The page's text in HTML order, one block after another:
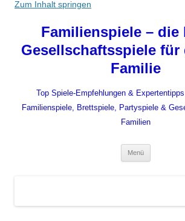
Zum Inhalt springen
Familienspiele – die
Gesellschaftsspiele für
Familie
Top Spiele-Empfehlungen &
Familienspiele, Brettspiele, Partyspiele &
Familien
Menü